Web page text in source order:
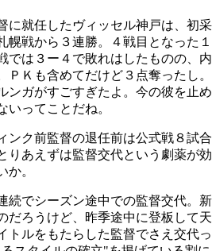
に就任したヴィッセル神戸は、初采
幌戦から３連勝。４戦目となった１
では３ー４で敗れはしたものの、内
ＰＫも含めてだけど３点奪ったし。
ンガがすごすぎたよ。今の彼を止め
いってことだね。
ンク前監督の退任前は公式戦８試合
りあえずは監督交代という劇薬が効
か。
続でシーズン途中での監督交代。新
だろうけど、昨季途中に登板して天
トルをもたらした監督でさえ交代っ